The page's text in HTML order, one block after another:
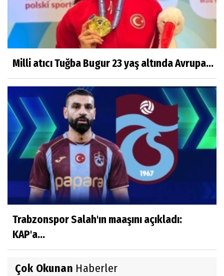
Milli atıcı Tuğba Bugur 23 yaş altında Avrupa...
Trabzonspor Salah'ın maaşını açıkladı:
KAP'a...
Çok Okunan Haberler